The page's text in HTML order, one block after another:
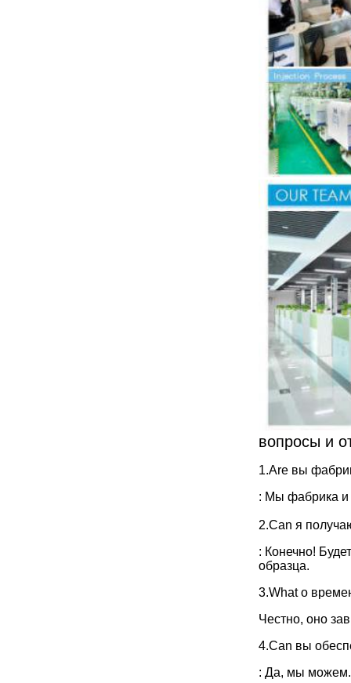
вопросы и
1.Are вы
: Мы фабрика и
2.Can я
: Конечно!
образца.
3.What о
Честно, оно
4.Can вы
: Да, мы можем.